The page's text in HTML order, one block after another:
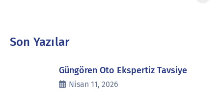
Son Yazılar
Güngören Oto Ekspertiz Tavsiye
Nisan 11, 2026